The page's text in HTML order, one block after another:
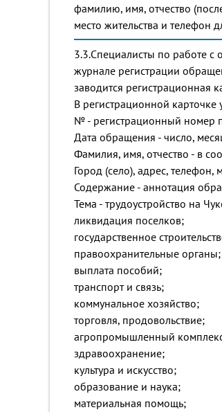
фамилию, имя, отчество
место жительства и
3.3.Специалисты по работе
журнале регистрации
заводится регистрационная
В регистрационной карточке
№ - регистрационный номер
Дата обращения - число,
Фамилия, имя, отчество - в
Город (село), адрес,
Содержание - аннотация
Тема - трудоустройство на
ликвидация поселков;
государственное
правоохранительные органы;
выплата пособий;
транспорт и связь;
коммунальное хозяйство;
торговля, продовольствие;
агропромышленный
здравоохранение;
культура и искусство;
образование и наука;
материальная помощь;